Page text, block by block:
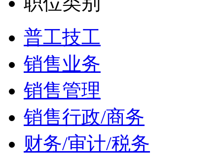
普工技工
销售业务
销售管理
销售行政/商务
财务/审计/税务